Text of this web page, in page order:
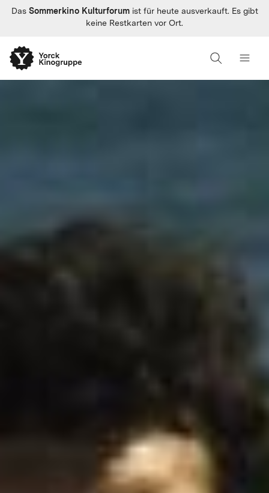
Das Sommerkino Kulturforumist für heute ausverkauft. Es gibt
keine Restkarten vor Ort.